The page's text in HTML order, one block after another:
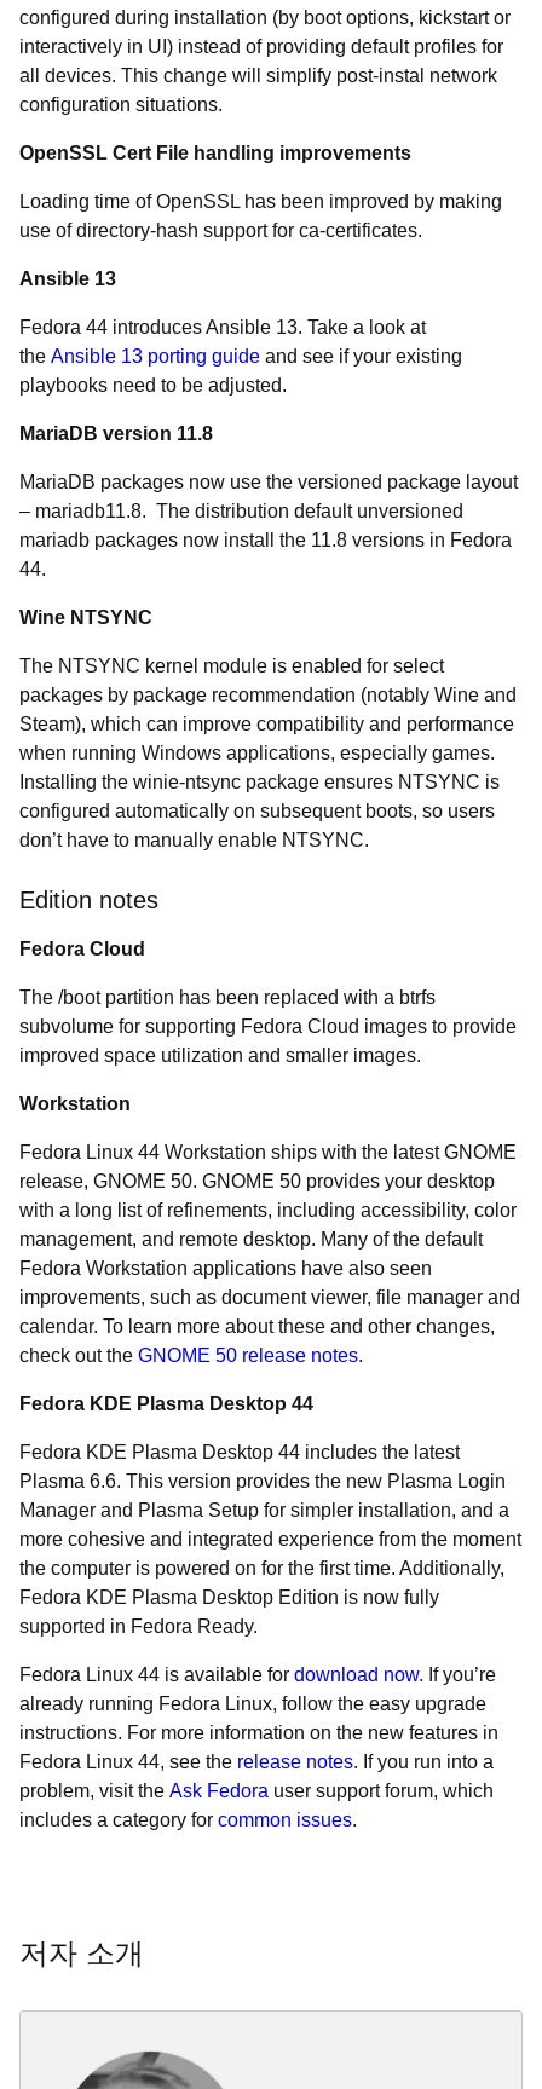
configured during installation (by boot options, kickstart or
interactively in UI) instead of providing default profiles for
all devices. This change will simplify post-instal network
configuration situations.
OpenSSL Cert File handling improvements
Loading time of OpenSSL has been improved by making
use of directory-hash support for ca-certificates.
Ansible 13
Fedora 44 introduces Ansible 13. Take a look at
the Ansible 13 porting guide and see if your existing
playbooks need to be adjusted.
MariaDB version 11.8
MariaDB packages now use the versioned package layout
– mariadb11.8. The distribution default unversioned
mariadb packages now install the 11.8 versions in Fedora
44.
Wine NTSYNC
The NTSYNC kernel module is enabled for select
packages by package recommendation (notably Wine and
Steam), which can improve compatibility and performance
when running Windows applications, especially games.
Installing the winie-ntsync package ensures NTSYNC is
configured automatically on subsequent boots, so users
don’t have to manually enable NTSYNC.
Edition notes
Fedora Cloud
The /boot partition has been replaced with a btrfs
subvolume for supporting Fedora Cloud images to provide
improved space utilization and smaller images.
Workstation
Fedora Linux 44 Workstation ships with the latest GNOME
release, GNOME 50. GNOME 50 provides your desktop
with a long list of refinements, including accessibility, color
management, and remote desktop. Many of the default
Fedora Workstation applications have also seen
improvements, such as document viewer, file manager and
calendar. To learn more about these and other changes,
check out the GNOME 50 release notes.
Fedora KDE Plasma Desktop 44
Fedora KDE Plasma Desktop 44 includes the latest
Plasma 6.6. This version provides the new Plasma Login
Manager and Plasma Setup for simpler installation, and a
more cohesive and integrated experience from the moment
the computer is powered on for the first time. Additionally,
Fedora KDE Plasma Desktop Edition is now fully
supported in Fedora Ready.
Fedora Linux 44 is available for download now. If you’re
already running Fedora Linux, follow the easy upgrade
instructions. For more information on the new features in
Fedora Linux 44, see the release notes. If you run into a
problem, visit the Ask Fedora user support forum, which
includes a category for common issues.
저자 소개